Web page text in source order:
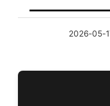
2026-05-